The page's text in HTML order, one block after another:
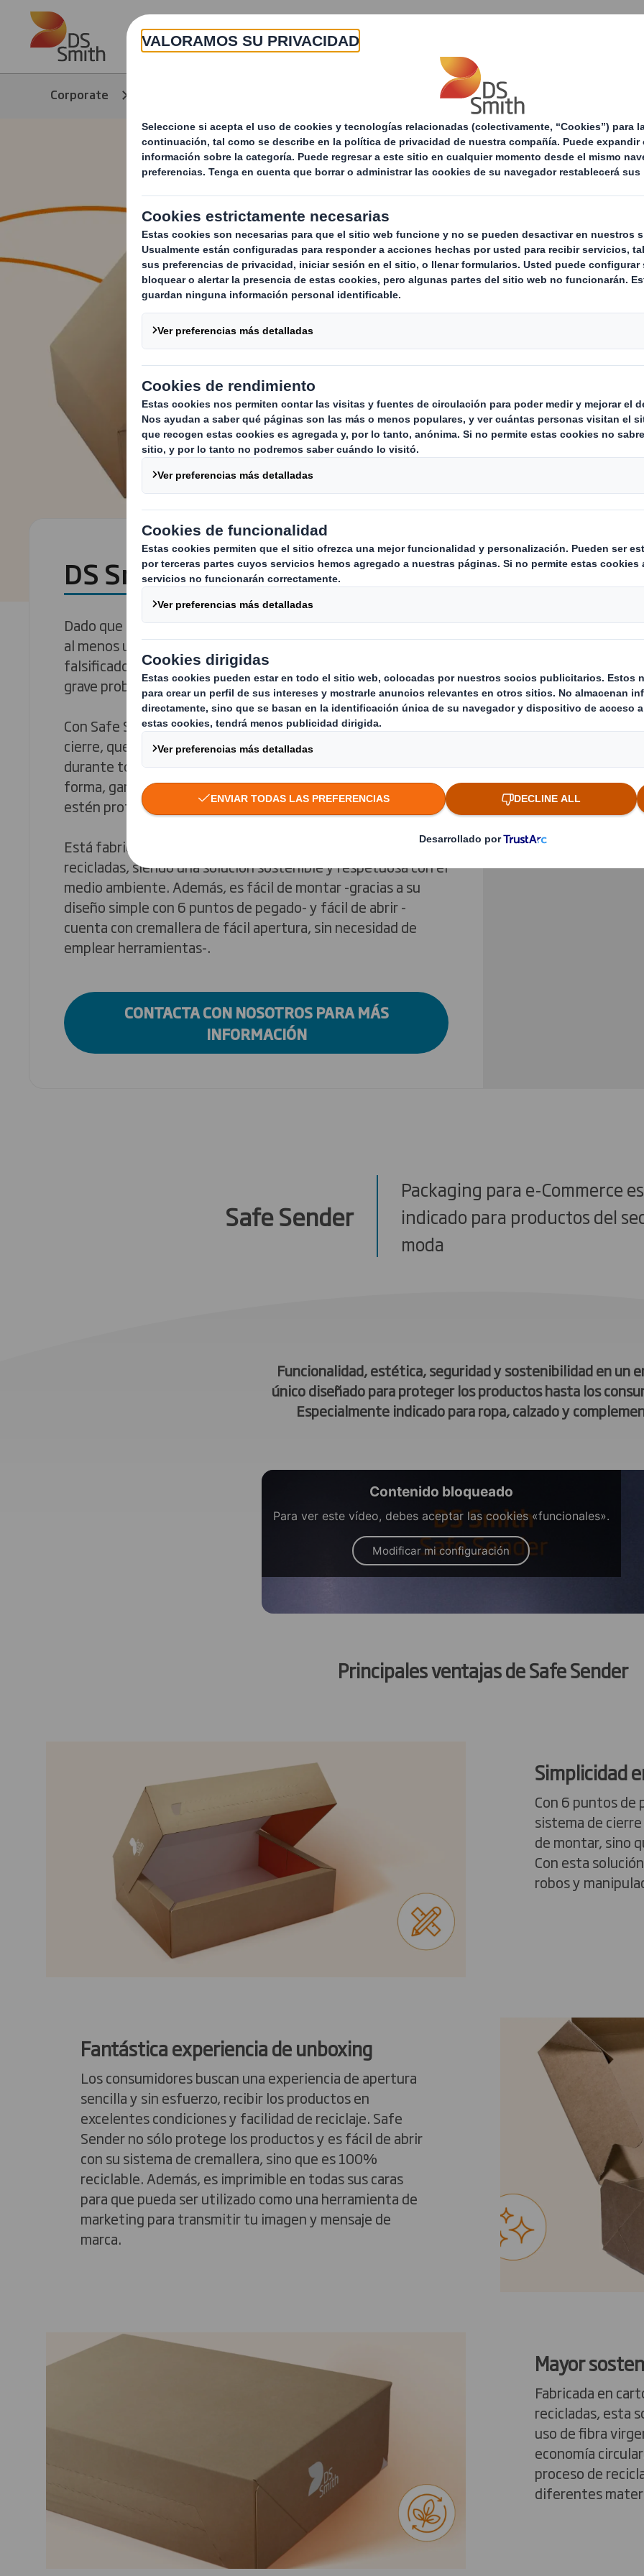
Skip to main content
Acerca de Productos y servicios
Corporate Soluciones de Packaging E-commerce
DS Smith Safe Sender
Dado que 1 de cada 10 consumidores a nivel mundial denuncia
al menos un paquete perdido o robado y que los productos
falsificados están aumentando, nos encontramos ante un
grave problema en el comercio electrónico.
Con Safe Sender, disfruta de un sencillo y eficaz sistema de
cierre, que ofrece una protección a prueba de manipulaciones
durante todo el proceso de entrega y devolución. De esta
forma, garantizamos que los productos de nuestros clientes
estén protegidos y se transporten de forma segura.
Está fabricado 100% en cartón ondulado con fibras
recicladas, siendo una solución sostenible y respetuosa con el
medio ambiente. Además, es fácil de montar -gracias a su
diseño simple con 6 puntos de pegado- y fácil de abrir -
cuenta con cremallera de fácil apertura, sin necesidad de
emplear herramientas-.
CONTACTA CON NOSOTROS PARA MÁS
INFORMACIÓN
Carousel. Use
Haz clic para ampliar
Safe Sender
Packaging para e-Commerce
indicado para productos del
moda
Funcionalidad, estética, seguridad y sostenibilidad en un
único diseñado para proteger los productos hasta los
Especialmente indicado para ropa, calzado y
Contenido bloqueado
Para ver este vídeo, debes aceptar las cookies «funcionales».
Modificar mi configuración
Principales ventajas de Safe Sender
Simplicidad
Con 6 puntos de
sistema de
de montar, sino
Con esta
robos y
Fantástica experiencia de unboxing
Los consumidores buscan una experiencia de apertura
sencilla y sin esfuerzo, recibir los productos en
excelentes condiciones y facilidad de reciclaje. Safe
Sender no sólo protege los productos y es fácil de abrir
con su sistema de cremallera, sino que es 100%
reciclable. Además, es imprimible en todas sus caras
para que pueda ser utilizado como una herramienta de
marketing para transmitir tu imagen y mensaje de
marca.
Mayor
Fabricada en
recicladas, esta
uso de fibra
economía
proceso de
diferentes